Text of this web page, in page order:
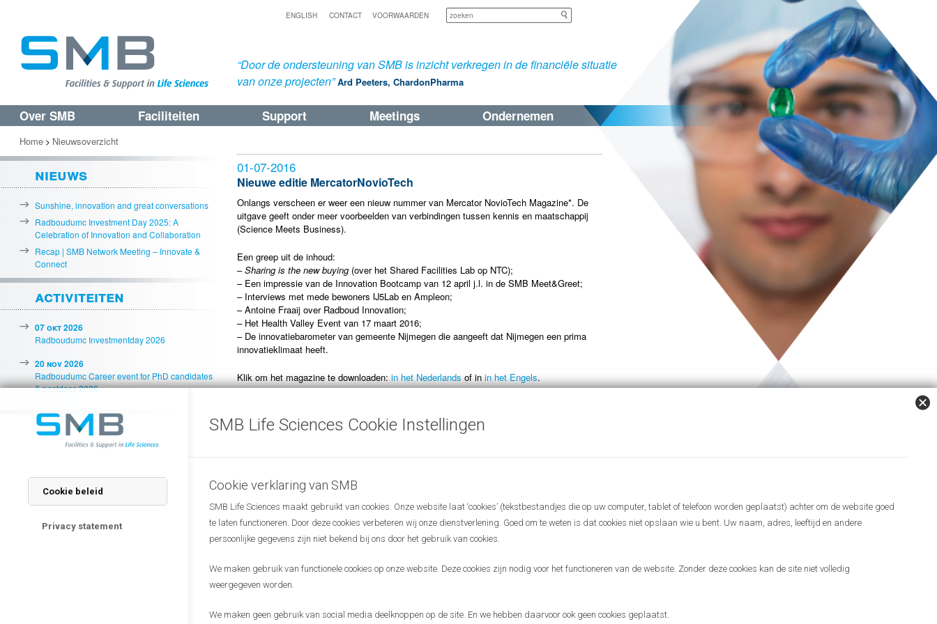
ENGLISH CONTACT VOORWAARDEN
“Door de ondersteuning van SMB is inzicht verkregen in de financiële situatie
van onze projecten” Ard Peeters, ChardonPharma
Spring
naar
de
primaire
inhoud
Spring
naar
de
secundaire
inhoud
Over SMB Faciliteiten Support Meetings Ondernemen
01-07-2016
Nieuwe editie MercatorNovioTech
Onlangs verscheen er weer een nieuw nummer van Mercator NovioTech Magazine*. De
uitgave geeft onder meer voorbeelden van verbindingen tussen kennis en maatschappij
(Science Meets Business).
Een greep uit de inhoud:
–Sharing is the new buying (over het Shared Facilities Lab op NTC);
– Een impressie van de Innovation Bootcamp van 12 april j.l. in de SMB Meet&Greet;
– Interviews met mede bewoners IJ5Lab en Ampleon;
– Antoine Fraaij over Radboud Innovation;
– Het Health Valley Event van 17 maart 2016;
– De innovatiebarometer van gemeente Nijmegen die aangeeft dat Nijmegen een prima
innovatieklimaat heeft.
Klik om het magazine te downloaden:in het Nederlandsof inin het Engels.
Business Nijmegen – is een uitgave van CCM&C in
samenwerking met Mercator Incubator Nijmegen,
innovatieve bedijven in de regio Nijmegen en
Arnhem en grootste (inter)naionale bedrijven in
Nederland op het gebied van onder meer life
medische sector.
Home > Nieuwsoverzicht
nieuws
Sunshine, innovation and great conversations
Radboudumc Investment Day 2025: A
Celebration of Innovation and Collaboration
Recap | SMB Network Meeting – Innovate &
Connect
activiteiten
07 okt 2026
Radboudumc Investmentday 2026
20 nov 2026
Radboudumc Career event for PhD candidates
& postdocs 2026
SMB Life Sciences Cookie Instellingen
Cookie beleid
Privacy statement
Cookie verklaring van SMB
SMB Life Sciences maakt gebruikt van cookies. Onze website laat ‘cookies’ (tekstbestandjes die op uw computer, tablet of telefoon worden geplaatst) achter om de website goed
te laten functioneren. Door deze cookies verbeteren wij onze dienstverlening. Goed om te weten is dat cookies niet opslaan wie u bent. Uw naam, adres, leeftijd en andere
persoonlijke gegevens zijn niet bekend bij ons door het gebruik van cookies.
We maken gebruik van functionele cookies op onze website. Deze cookies zijn nodig voor het functioneren van de website. Zonder deze cookies kan de site niet volledig
weergegeven worden.
We maken geen gebruik van social media deelknoppen op de site. En we hebben daarvoor ook geen cookies geplaatst.